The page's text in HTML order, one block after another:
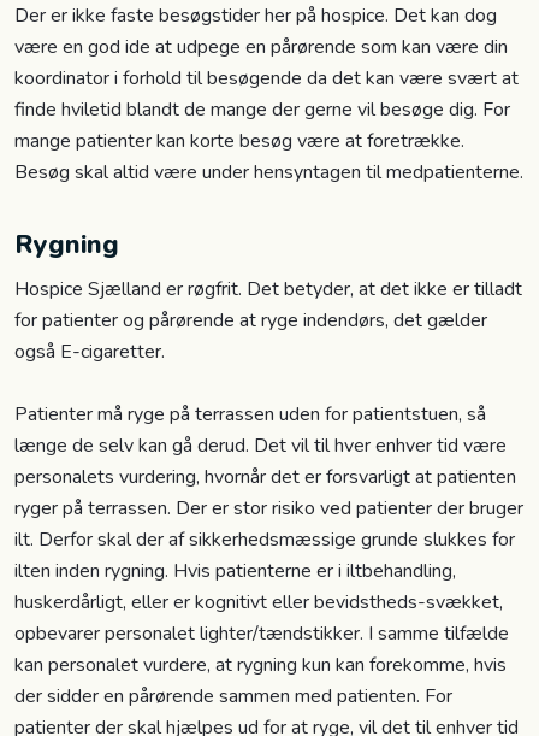
Der er ikke faste besøgstider her på hospice. Det kan dog
være en god ide at udpege en pårørende som kan være din
koordinator i forhold til besøgende da det kan være svært at
finde hviletid blandt de mange der gerne vil besøge dig. For
mange patienter kan korte besøg være at foretrække.
Besøg skal altid være under hensyntagen til medpatienterne.
Rygning
Hospice Sjælland er røgfrit. Det betyder, at det ikke er tilladt
for patienter og pårørende at ryge indendørs, det gælder
også E-cigaretter.
Patienter må ryge på terrassen uden for patientstuen, så
længe de selv kan gå derud. Det vil til hver enhver tid være
personalets vurdering, hvornår det er forsvarligt at patienten
ryger på terrassen. Der er stor risiko ved patienter der bruger
ilt. Derfor skal der af sikkerhedsmæssige grunde slukkes for
ilten inden rygning. Hvis patienterne er i iltbehandling,
huskerdårligt, eller er kognitivt eller bevidstheds-svækket,
opbevarer personalet lighter/tændstikker. I samme tilfælde
kan personalet vurdere, at rygning kun kan forekomme, hvis
der sidder en pårørende sammen med patienten. For
patienter der skal hjælpes ud for at ryge, vil det til enhver tid